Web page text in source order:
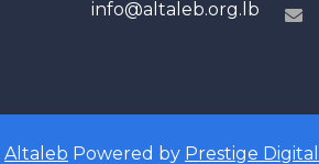
info@altaleb.org.lb
Altaleb Powered by Prestige Digital